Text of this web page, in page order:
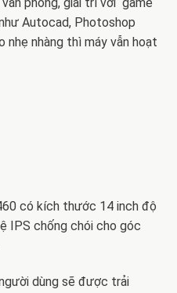
Autocad, Photoshop
nhẹ nhàng thì máy vẫn hoạt
có kích thước 14 inch độ
IPS chống chói cho góc
dùng sẽ được trải